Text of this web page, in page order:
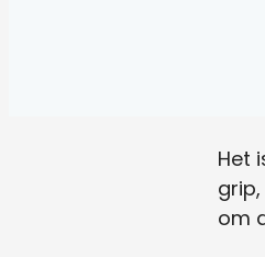
Het
om